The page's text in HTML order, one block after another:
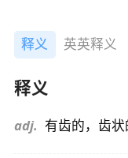
释义 英英释义
释义
adj. 有齿的，齿